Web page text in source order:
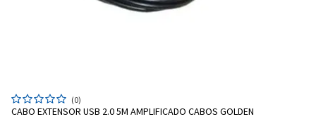
(0)
CABO EXTENSOR USB 2.0 5M AMPLIFICADO CABOS GOLDEN